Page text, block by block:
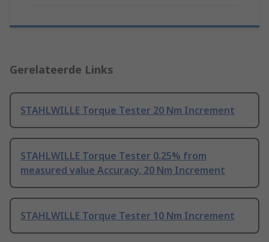
Gerelateerde Links
STAHLWILLE Torque Tester 20 Nm Increment
STAHLWILLE Torque Tester 0.25% from
measured value Accuracy, 20 Nm Increment
STAHLWILLE Torque Tester 10 Nm Increment